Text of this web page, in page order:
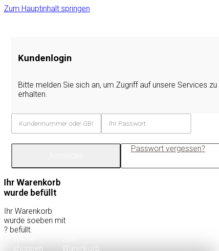
Zum Hauptinhalt springen
Kundenlogin
Bitte melden Sie sich an, um Zugriff auf unsere Services zu
erhalten.
Passwort vergessen?
Ihr Warenkorb
wurde befüllt
Ihr Warenkorb
wurde soeben mit
? befüllt.
shoppen
Warenkorb